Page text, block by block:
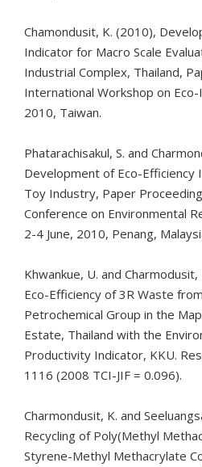
Chamondusit, K. (2010),
Indicator for Macro Scale
Industrial Complex, Thailand,
International Workshop on
2010, Taiwan.
Phatarachisakul, S. and
Development of Eco-Efficiency
Toy Industry, Paper
Conference on Environmental
2-4 June, 2010, Penang,
Khwankue, U. and
Eco-Efficiency of 3R Waste
Petrochemical Group in the
Estate, Thailand with the
Productivity Indicator, KKU.
1116 (2008 TCI-JIF = 0.096).
Charmondusit, K. and
Recycling of Poly(Methyl
Styrene-Methyl Methacrylate